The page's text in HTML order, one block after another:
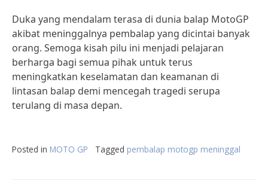
Duka yang mendalam terasa di dunia balap MotoGP
akibat meninggalnya pembalap yang dicintai banyak
orang. Semoga kisah pilu ini menjadi pelajaran
berharga bagi semua pihak untuk terus
meningkatkan keselamatan dan keamanan di
lintasan balap demi mencegah tragedi serupa
terulang di masa depan.
Posted in MOTO GP Tagged pembalap motogp meninggal